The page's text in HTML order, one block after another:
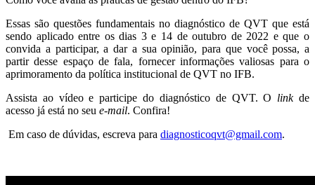
Essas são questões fundamentais no diagnóstico de QVT que está
sendo aplicado entre os dias 3 e 14 de outubro de 2022 e que o
convida a participar, a dar a sua opinião, para que você possa, a
partir desse espaço de fala, fornecer informações valiosas para o
aprimoramento da política institucional de QVT no IFB.
Assista ao vídeo e participe do diagnóstico de QVT. O linkde
acesso já está no seu e-mail. Confira!
Em caso de dúvidas, escreva para diagnosticoqvt@gmail.com.